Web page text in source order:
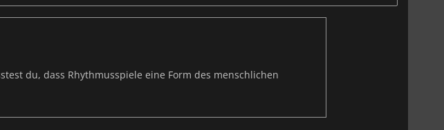
du, dass Rhythmusspiele eine Form des menschlichen